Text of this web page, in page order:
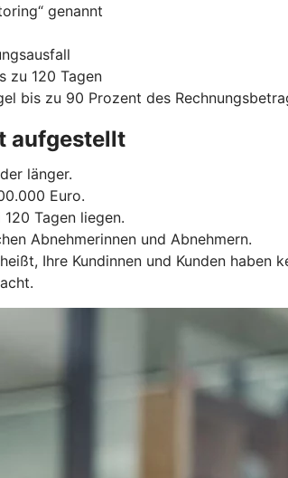
genannt
zu 120 Tagen
bis zu 90 Prozent des
aufgestellt
länger.
Euro.
Tagen liegen.
Abnehmerinnen und Abnehmern.
Ihre Kundinnen und Kunden haben